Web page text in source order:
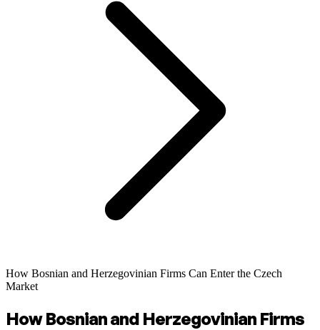
How Bosnian and Herzegovinian Firms Can Enter the Czech
Market
How Bosnian and Herzegovinian Firms